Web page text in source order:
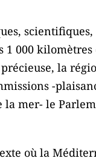
000 kilomètres
la
-
mer- le
où la